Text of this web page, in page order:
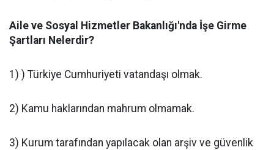
Aile ve Sosyal Hizmetler Bakanlığı'nda İşe Girme
Şartları Nelerdir?
1) ) Türkiye Cumhuriyeti vatandaşı olmak.
2) Kamu haklarından mahrum olmamak.
3) Kurum tarafından yapılacak olan arşiv ve güvenlik